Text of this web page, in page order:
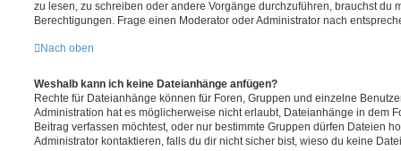
zu lesen, zu schreiben oder andere Vorgänge durchzuführen, brauchst du
Berechtigungen. Frage einen Moderator oder Administrator nach
Nach oben
Weshalb kann ich keine Dateianhänge anfügen?
Rechte für Dateianhänge können für Foren, Gruppen und einzelne
Administration hat es möglicherweise nicht erlaubt, Dateianhänge in dem
Beitrag verfassen möchtest, oder nur bestimmte Gruppen dürfen Dateien
Administrator kontaktieren, falls du dir nicht sicher bist, wieso du keine